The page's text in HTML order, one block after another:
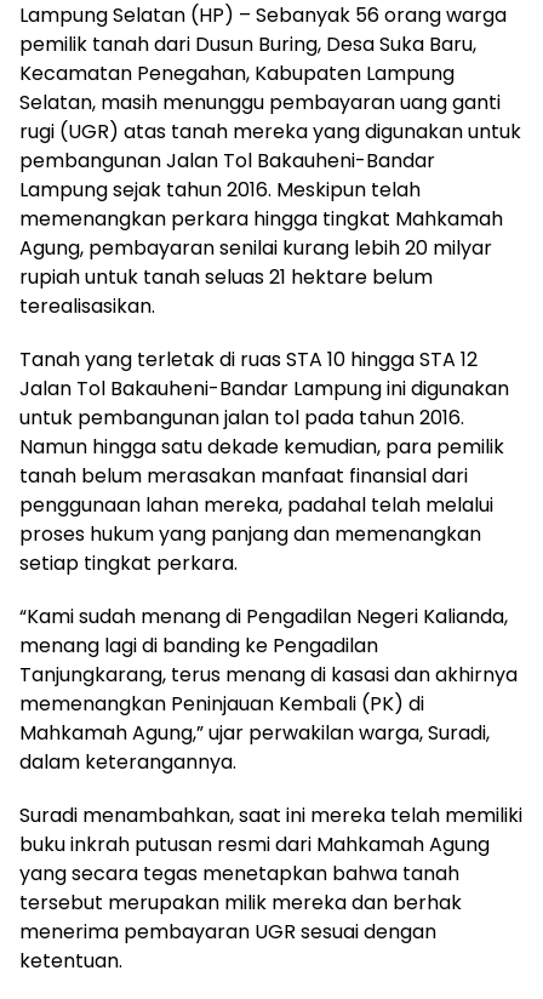
Lampung Selatan (HP) – Sebanyak 56 orang warga
pemilik tanah dari Dusun Buring, Desa Suka Baru,
Kecamatan Penegahan, Kabupaten Lampung
Selatan, masih menunggu pembayaran uang ganti
rugi (UGR) atas tanah mereka yang digunakan untuk
pembangunan Jalan Tol Bakauheni-Bandar
Lampung sejak tahun 2016. Meskipun telah
memenangkan perkara hingga tingkat Mahkamah
Agung, pembayaran senilai kurang lebih 20 milyar
rupiah untuk tanah seluas 21 hektare belum
terealisasikan.
Tanah yang terletak di ruas STA 10 hingga STA 12
Jalan Tol Bakauheni-Bandar Lampung ini digunakan
untuk pembangunan jalan tol pada tahun 2016.
Namun hingga satu dekade kemudian, para pemilik
tanah belum merasakan manfaat finansial dari
penggunaan lahan mereka, padahal telah melalui
proses hukum yang panjang dan memenangkan
setiap tingkat perkara.
“Kami sudah menang di Pengadilan Negeri Kalianda,
menang lagi di banding ke Pengadilan
Tanjungkarang, terus menang di kasasi dan akhirnya
memenangkan Peninjauan Kembali (PK) di
Mahkamah Agung,” ujar perwakilan warga, Suradi,
dalam keterangannya.
Suradi menambahkan, saat ini mereka telah memiliki
buku inkrah putusan resmi dari Mahkamah Agung
yang secara tegas menetapkan bahwa tanah
tersebut merupakan milik mereka dan berhak
menerima pembayaran UGR sesuai dengan
ketentuan.